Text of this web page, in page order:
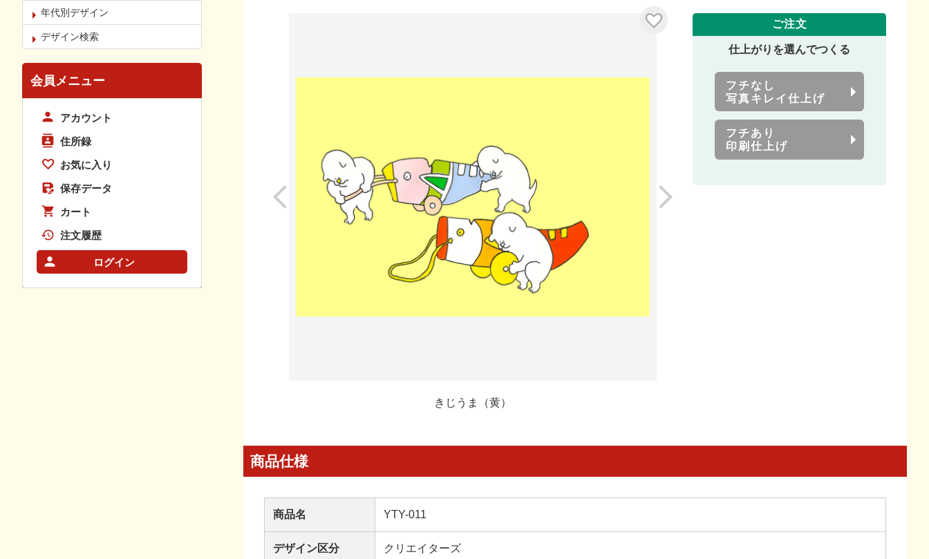
きじうま（黄）
ご注文
仕上がりを選んでつくる
フチなし
写真キレイ仕上げ
フチあり
印刷仕上げ
商品仕様
商品名 YTY-011
デザイン区分 クリエイターズ
年代別デザイン
デザイン検索
会員メニュー
アカウント
住所録
お気に入り
保存データ
カート
注文履歴
ログイン